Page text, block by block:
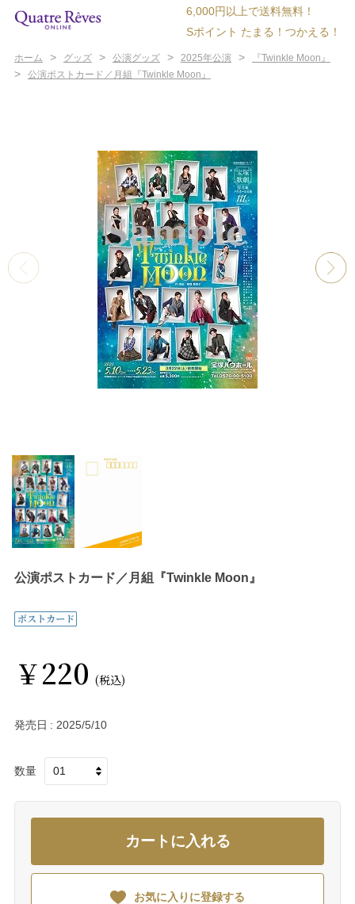
6,000円以上で送料無料！
Sポイント たまる！つかえる！
ホーム > グッズ > 公演グッズ > 2025年公演 > 『Twinkle Moon』
> 公演ポストカード／月組『Twinkle Moon』
公演ポストカード／月組『Twinkle Moon』
￥220 (税込)
発売日 2025/5/10
数量
カートに入れる
お気に入りに登録する